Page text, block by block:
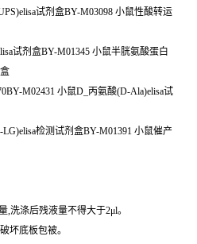
试剂盒BY-M03098 小鼠性酸转运
试剂盒BY-M01345 小鼠半胱氨酸蛋白
M02431 小鼠D_丙氨酸(D-Ala)elisa试
检测试剂盒BY-M01391 小鼠催产
洗涤后残液量不得大于2μl。
坏底板包被。